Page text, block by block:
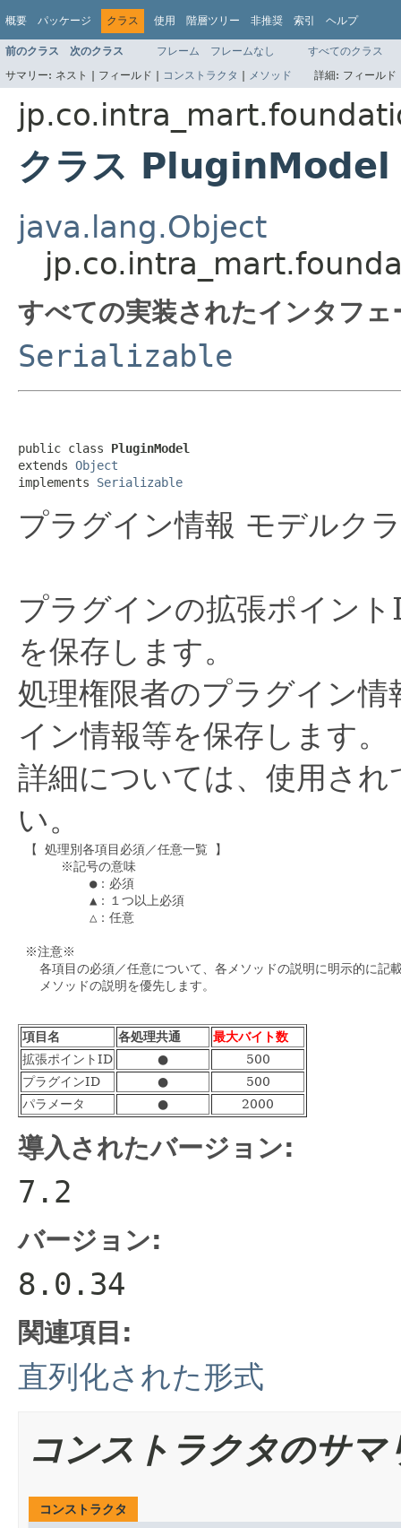
概要 パッケージ クラス 使用 階層ツリー 非推奨 索引 ヘルプ
前のクラス 次のクラス フレーム フレームなし
すべてのクラス
サマリー: ネスト | フィールド | コンストラクタ | メソッド 詳細: フィール
クラス PluginModel
java.lang.Object
すべての実装されたインタフ
Serializable
public class PluginModel
extends Object
implements Serializable
プラグイン情報 モデルク
プラグインの拡張ポイン
を保存します。
処理権限者のプラグイン
イン情報等を保存します。
詳細については、使用さ
い。
【 処理別各項目必須／任意一覧 】
      ※記号の意味
          ●：必須
          ▲：１つ以上必須
          △：任意
※注意※
各項目の必須／任意について、各メソッドの説明に明示的に記
   メソッドの説明を優先します。
項目名 各処理共通
最大バイト数
拡張ポイントID
●
500
プラグインID
●
500
パラメータ
● 2000
導入されたバージョン:
7.2
バージョン:
8.0.34
関連項目:
直列化された形式
コンストラクタのサマ
コンストラクタ